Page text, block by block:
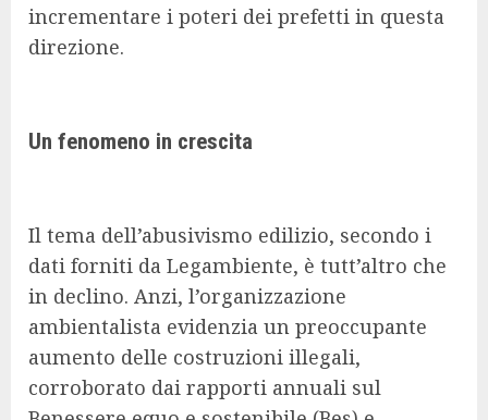
incrementare i poteri dei prefetti in questa
direzione.
Un fenomeno in crescita
Il tema dell’abusivismo edilizio, secondo i
dati forniti da Legambiente, è tutt’altro che
in declino. Anzi, l’organizzazione
ambientalista evidenzia un preoccupante
aumento delle costruzioni illegali,
corroborato dai rapporti annuali sul